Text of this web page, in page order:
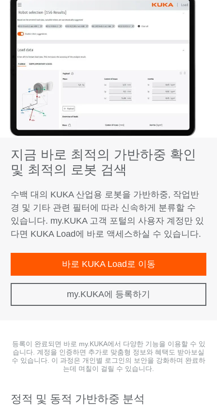
지금 바로 최적의 가반하중 확인
및 최적의 로봇 검색
수백 대의 KUKA 산업용 로봇을 가반하중, 작업반
경 및 기타 관련 필터에 따라 신속하게 분류할 수
있습니다. my.KUKA 고객 포털의 사용자 계정만 있
다면 KUKA Load에 바로 액세스하실 수 있습니다.
바로 KUKA Load로 이동
my.KUKA에 등록하기
등록이 완료되면 바로 my.KUKA에서 다양한 기능을 이용할 수 있
습니다. 계정을 인증하면 추가로 맞춤형 정보와 혜택도 받아보실
수 있습니다. 이 과정은 개인별 로그인의 보안을 강화하며 완료하
는데 며칠이 걸릴 수 있습니다.
정적 및 동적 가반하중 분석